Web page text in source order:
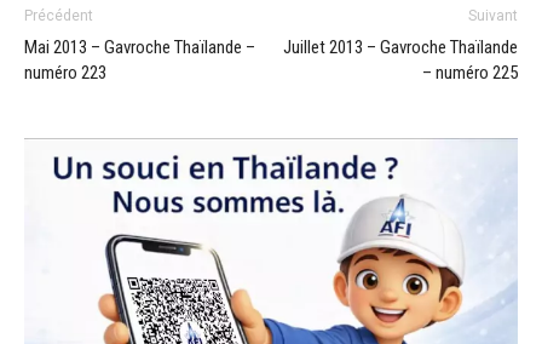
Précédent
Mai 2013 – Gavroche Thaïlande –
numéro 223
Suivant
Juillet 2013 – Gavroche Thaïlande
– numéro 225